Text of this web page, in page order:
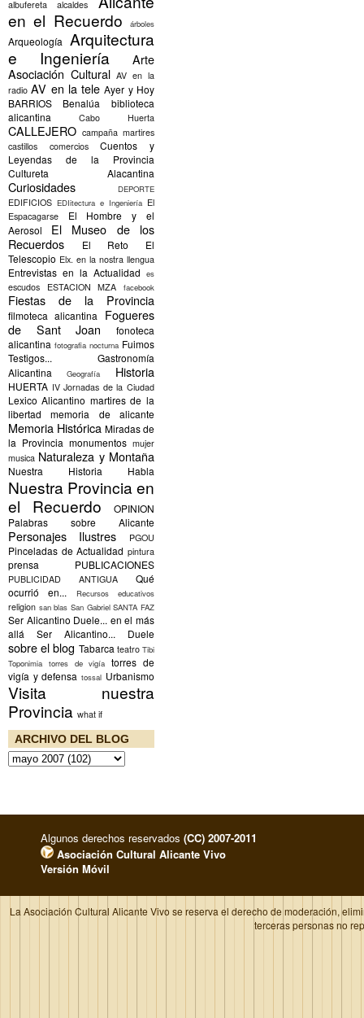
albufereta alcaldes
en el Recuerdo
árboles
Arqueología Arquitectura
e Ingeniería
Arte
Asociación Cultural AV en la
radio AV en la tele Ayer y Hoy
BARRIOS
Benalúa
biblioteca
alicantina
Cabo Huerta
CALLEJERO campaña martires
castillos
comercios
Cuentos y
Leyendas de la Provincia
Cultureta Alacantina
Curiosidades DEPORTE
EDIFICIOS EDIitectura e Ingeniería El
Espacagarse
El Hombre y el
Aerosol
El Museo de los
Recuerdos
El Reto
El
Telescopio Elx. en la nostra llengua
Entrevistas en la Actualidad es
escudos ESTACION MZA facebook
Fiestas de la Provincia
filmoteca alicantina
Fogueres
de Sant Joan
fonoteca
alicantina fotografia nocturna Fuimos
Testigos...
Gastronomía
Alicantina
Geografía Historia
HUERTA IV Jornadas de la Ciudad
Lexico Alicantino martires de la
libertad
memoria de alicante
Memoria Histórica Miradas de
la Provincia monumentos mujer
musica Naturaleza y Montaña
Nuestra Historia Habla
Nuestra Provincia en
el Recuerdo
OPINION
Palabras sobre Alicante
Personajes Ilustres PGOU
Pinceladas de Actualidad pintura
prensa PUBLICACIONES
PUBLICIDAD ANTIGUA
Qué
ocurrió en...
Recursos educativos
religion san blas San Gabriel SANTA FAZ
Ser Alicantino Duele... en el más
allá
Ser Alicantino... Duele
sobre el blog Tabarca teatro Tibi
Toponimia torres de vigía torres de
vigía y defensa tossal Urbanismo
Visita nuestra
Provincia what if
ARCHIVO DEL BLOG
Algunos derechos reservados (CC) 2007-2011
Asociación Cultural Alicante Vivo
Versión Móvil
La Asociación Cultural Alicante Vivo se reserva el derecho de moderación,
terceras personas no